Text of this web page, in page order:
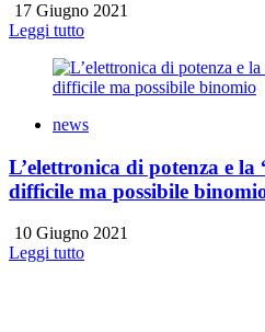
17 Giugno 2021
Leggi tutto
news
L’elettronica di potenza e
difficile ma possibile
10 Giugno 2021
Leggi tutto